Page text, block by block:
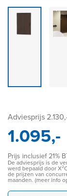
Adviesprijs
1.095,-
Prijs inclusief 21%
De adviesprijs is de
werd bepaald door
de prijzen van
maanden. (meer info